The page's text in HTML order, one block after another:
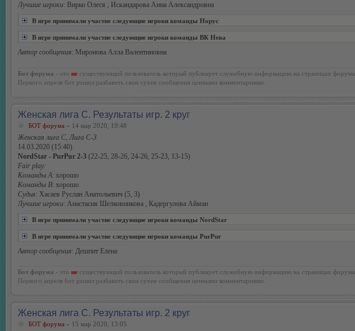
Лучшие игроки: Вирко Олеся , Искандарова Анна Александровна
В игре принимали участие следующие игроки команды Норус
В игре принимали участие следующие игроки команды ВК Нева
Автор сообщения: Миронова Алла Валентиновна
Бот форума - это не существующий пользователь который публикует служебную информацию на страницах форума.
Первого апреля бот решил разбавить свои сухие сообщения ценными комментариями.
Женская лига С. Результаты игр. 2 круг
БОТ форума » 14 мар 2020, 19:48
Женская лига С, Лига С-3
14.03.2020 (15:40)
NordStar - PurPur 2-3 (22-25, 28-26, 24-26, 25-23, 13-15)
Fair play:
Команды А: хорошо
Команды В: хорошо
Судья: Хасаев Руслан Анатольевич (5, 3)
Лучшие игроки: Анастасия Шелковникова , Кадергулова Айман
В игре принимали участие следующие игроки команды NordStar
В игре принимали участие следующие игроки команды PurPur
Автор сообщения: Дешпит Елена
Бот форума - это не существующий пользователь который публикует служебную информацию на страницах форума.
Первого апреля бот решил разбавить свои сухие сообщения ценными комментариями.
Женская лига С. Результаты игр. 2 круг
БОТ форума » 15 мар 2020, 13:05